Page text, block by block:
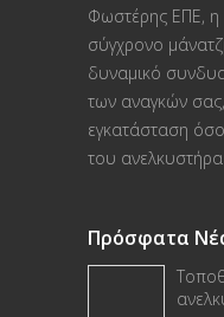
Φωστέρης ΕΠΕ, η
σύγχρονο
δυναμικό
των αναγκών
εγκατάσταση
του ανελκυστήρα
Πρόσφατα